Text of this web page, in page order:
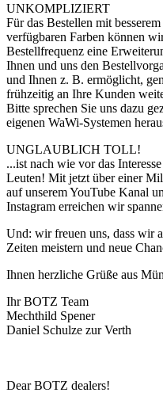
UNKOMPLIZIERT
Für das Bestellen mit
verfügbaren Farben können
Bestellfrequenz eine
Ihnen und uns den
und Ihnen z. B. ermöglicht,
frühzeitig an Ihre Kunden
Bitte sprechen Sie uns dazu
eigenen WaWi-Systemen
UNGLAUBLICH TOLL!
...ist nach wie vor das
Leuten! Mit jetzt über einer
auf unserem YouTube Kanal
Instagram erreichen wir
Und: wir freuen uns, dass wir
Zeiten meistern und neue
Ihnen herzliche Grüße aus
Ihr BOTZ Team
Mechthild Spener
Daniel Schulze zur Verth
Dear BOTZ dealers!